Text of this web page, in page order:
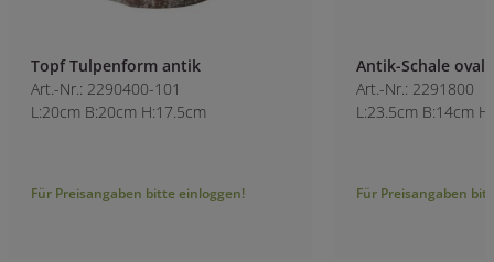
Topf Tulpenform antik
Art.-Nr.: 2290400-101
L:20cm B:20cm H:17.5cm
Für Preisangaben bitte einloggen!
Antik-Schale oval
Art.-Nr.: 2291800
L:23.5cm B:14cm
Für Preisangaben